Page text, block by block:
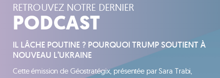
RETROUVEZ NOTRE DERNIER
PODCAST
IL LÂCHE POUTINE ? POURQUOI TRUMP SOUTIENT À
NOUVEAU L’UKRAINE
Cette émission de Géostratégix, présentée par Sara Trabi,